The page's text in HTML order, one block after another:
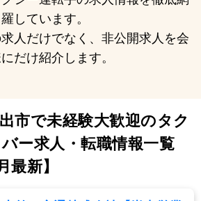
羅しています。
人だけでなく、非公開求人を会
だけ紹介します。
市で未経験大歓迎のタク
ー求人・転職情報一覧
最新】